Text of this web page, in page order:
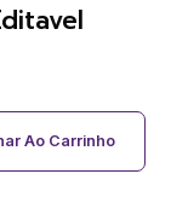
Ao Carrinho